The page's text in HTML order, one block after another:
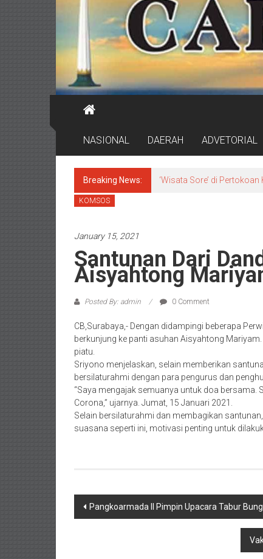
NASIONAL DAERAH ADVETORIAL
Breaking News: DPRD Surabaya Pastikan
KOMSOS
January 15, 2021
Santunan Dari
Aisyahtong
Posted By: admin 0 Comment
CB,Surabaya,- Dengan didampingi beberapa
berkunjung ke panti asuhan Aisyahtong
piatu.
Sriyono menjelaskan, selain memberikan
bersilaturahmi dengan para pengurus dan
“Saya mengajak semuanya untuk doa bersama.
Corona,” ujarnya. Jumat, 15 Januari 2021.
Selain bersilaturahmi dan membagikan
suasana seperti ini, motivasi penting untuk
Post
Pangkoarmada II Pimpin Upacara Tabur